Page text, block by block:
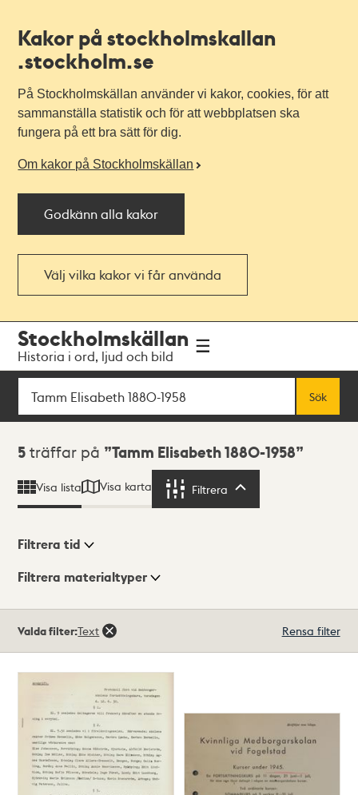
Kakor på stockholmskallan
.stockholm.se
På Stockholmskällan använder vi kakor, cookies, för att
sammanställa statistik och för att webbplatsen ska
fungera på ett bra sätt för dig.
Om kakor på Stockholmskällan
Godkänn alla kakor
Välj vilka kakor vi får använda
navigationen
huvudinnehållet
Stockholmskällan
Historia i ord, ljud och bild
Sök
Sök
Sökresultat
5 träffar på Tamm Elisabeth 1880-1958
Visa lista Visa karta Filtrera
Visningsläge
Filtrera tid
Filtrera materialtyper
träffar
Valda filter:Text Rensa filter